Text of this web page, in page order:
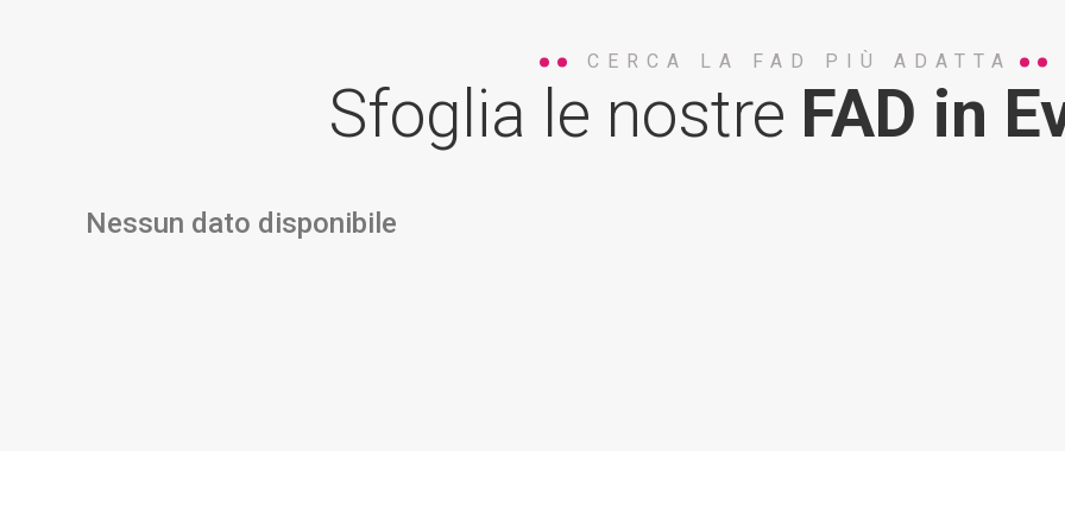
CERCA LA FAD PIÙ ADATTA
Sfoglia le nostre FAD in
Nessun dato disponibile